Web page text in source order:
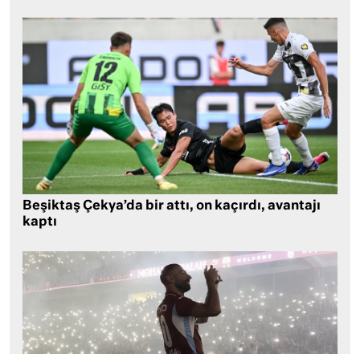
Beşiktaş Çekya’da bir attı, on kaçırdı, avantajı
kaptı